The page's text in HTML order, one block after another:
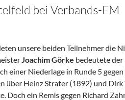
bei Verbands-EM
unsere beiden Teilnehmer die
Joachim Görke bedeutete
einer Niederlage in Runde 5
über Heinz Strater (1892) und
Doch ein Remis gegen Richard